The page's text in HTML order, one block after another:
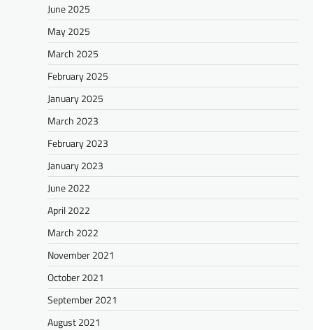
June 2025
May 2025
March 2025
February 2025
January 2025
March 2023
February 2023
January 2023
June 2022
April 2022
March 2022
November 2021
October 2021
September 2021
August 2021